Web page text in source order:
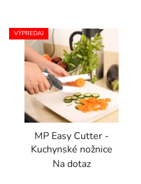
VÝPREDAJ
MP Easy Cutter -
Kuchynské nožnice
Na dotaz